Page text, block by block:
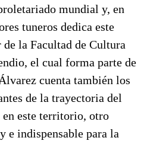
mundial y, en
tuneros dedica este
la Facultad de Cultura
el cual forma parte de
cuenta también los
de la trayectoria del
este territorio, otro
e indispensable para la